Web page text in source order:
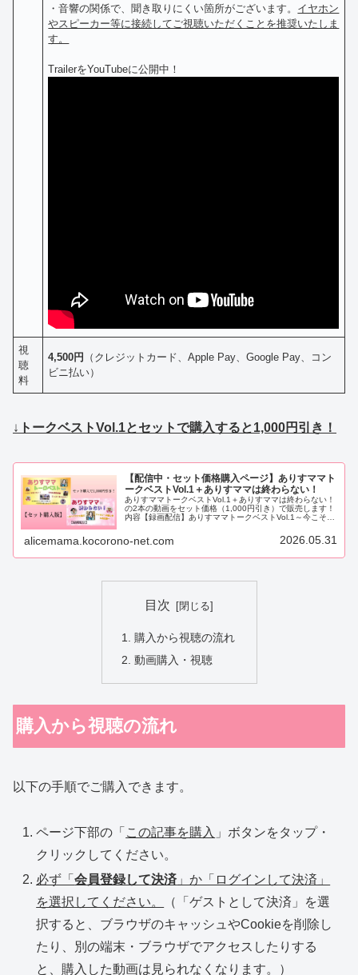
・音響の関係で、聞き取りにくい箇所がございます。 イヤホン
やスピーカー等に接続してご視聴いただくことを推奨いたしま
す。
TrailerをYouTubeに公開中！
視
聴
料
4,500円
（クレジットカード、Apple Pay、Google Pay、コン
ビニ払い）
↓ トークベストVol.1とセットで購入すると1,000円引き！
【配信中・セット価格購入ページ】ありすママト
ークベストVol.1＋ありすママは終わらない！
ありすママトークベストVol.1＋ありすママは終わらない！
の2本の動画をセット価格（1,000円引き）で販売します！
内容【録画配信】ありすママトークベストVol.1～今こそ知
alicemama.kocorono-net.com 2026.05.31
目次
購入から視聴の流れ
動画購入・視聴
購入から視聴の流れ
以下の手順でご購入できます。
ページ下部の「 この記事を購入 」ボタンをタップ・
クリックしてください。
必ず「会員登録して決済 」か「ログインして決済」
を選択してください。
（
「ゲストとして決済」を選
択すると、ブラウザのキャッシュやCookieを削除し
たり、別の端末・ブラウザでアクセスしたりする
と、購入した動画は見られなくなります。
）